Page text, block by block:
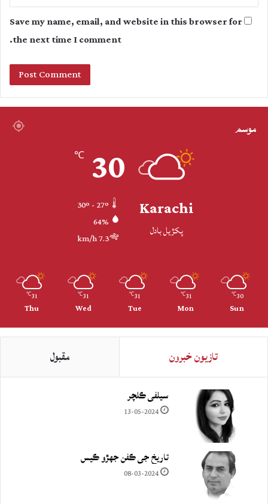
Save my name, email, and website in this browser for
the next time I comment.
موسم
Karachi
پکڙيل بادل
30
℃
64%
7.3 km/h
30
℃
Sun
31
℃
Mon
31
℃
Tue
31
℃
Wed
31
℃
Thu
تازيون خبرون مقبول
سيلفي ڪلچر
13-05-2024
تاريخ جي ڪفن جھڙو ڪيس
08-03-2024